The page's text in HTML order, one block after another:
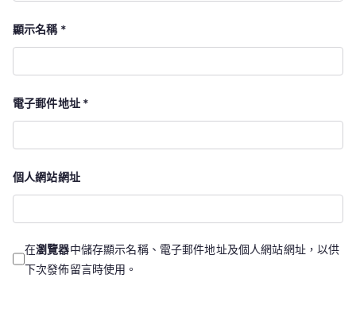
顯示名稱 *
電子郵件地址 *
個人網站網址
在瀏覽器中儲存顯示名稱、電子郵件地址及個人網站網址，以供
下次發佈留言時使用。